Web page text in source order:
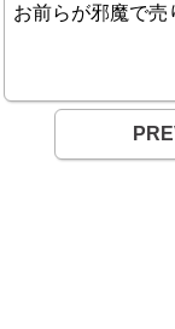
お前らが邪魔で売